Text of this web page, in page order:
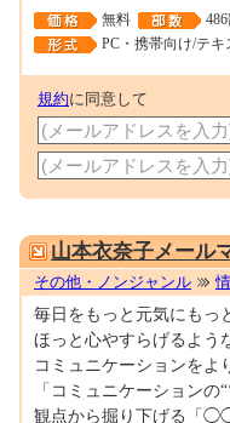
無料
PC・携帯向け/テキ
規約に同意して
山本衣奈子メール
その他・ノンジャンル
毎日をもっと元気にもっ
ほっと心やすらげるよう
コミュニケーションをよ
「コミュニケーション
観点から掘り下げる「